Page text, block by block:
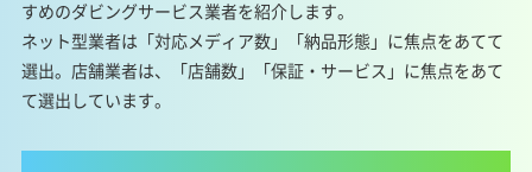
すめのダビングサービス業者を紹介します。
ネット型業者は「対応メディア数」「納品形態」に焦点をあてて
選出。店舗業者は、「店舗数」「保証・サービス」に焦点をあて
て選出しています。